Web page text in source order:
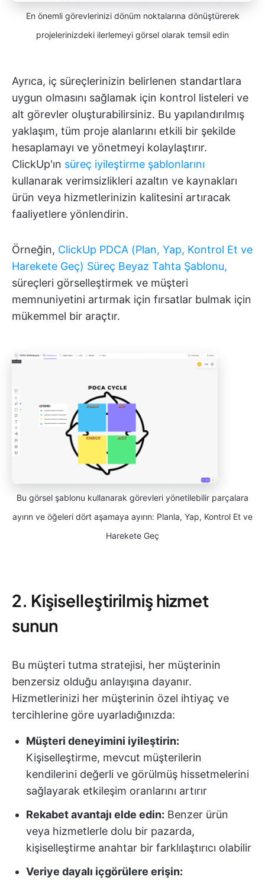
En önemli görevlerinizi dönüm noktalarına dönüştürerek
projelerinizdeki ilerlemeyi görsel olarak temsil edin
Ayrıca, iç süreçlerinizin belirlenen standartlara
uygun olmasını sağlamak için kontrol listeleri ve
alt görevler oluşturabilirsiniz. Bu yapılandırılmış
yaklaşım, tüm proje alanlarını etkili bir şekilde
hesaplamayı ve yönetmeyi kolaylaştırır.
ClickUp'ın süreç iyileştirme şablonlarını
kullanarak verimsizlikleri azaltın ve kaynakları
ürün veya hizmetlerinizin kalitesini artıracak
faaliyetlere yönlendirin.
Örneğin, ClickUp PDCA (Plan, Yap, Kontrol Et ve
Harekete Geç) Süreç Beyaz Tahta Şablonu,
süreçleri görselleştirmek ve müşteri
memnuniyetini artırmak için fırsatlar bulmak için
mükemmel bir araçtır.
Bu görsel şablonu kullanarak görevleri yönetilebilir parçalara
ayırın ve öğeleri dört aşamaya ayırın: Planla, Yap, Kontrol Et ve
Harekete Geç
2. Kişiselleştirilmiş hizmet
sunun
Bu müşteri tutma stratejisi, her müşterinin
benzersiz olduğu anlayışına dayanır.
Hizmetlerinizi her müşterinin özel ihtiyaç ve
tercihlerine göre uyarladığınızda:
Müşteri deneyimini iyileştirin:
Kişiselleştirme, mevcut müşterilerin
kendilerini değerli ve görülmüş hissetmelerini
sağlayarak etkileşim oranlarını artırır
Rekabet avantajı elde edin: Benzer ürün
veya hizmetlerle dolu bir pazarda,
kişiselleştirme anahtar bir farklılaştırıcı olabilir
Veriye dayalı içgörülere erişin: